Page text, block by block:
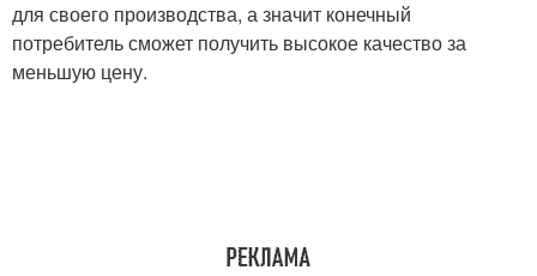
для своего производства, а значит конечный
потребитель сможет получить высокое качество за
меньшую цену.